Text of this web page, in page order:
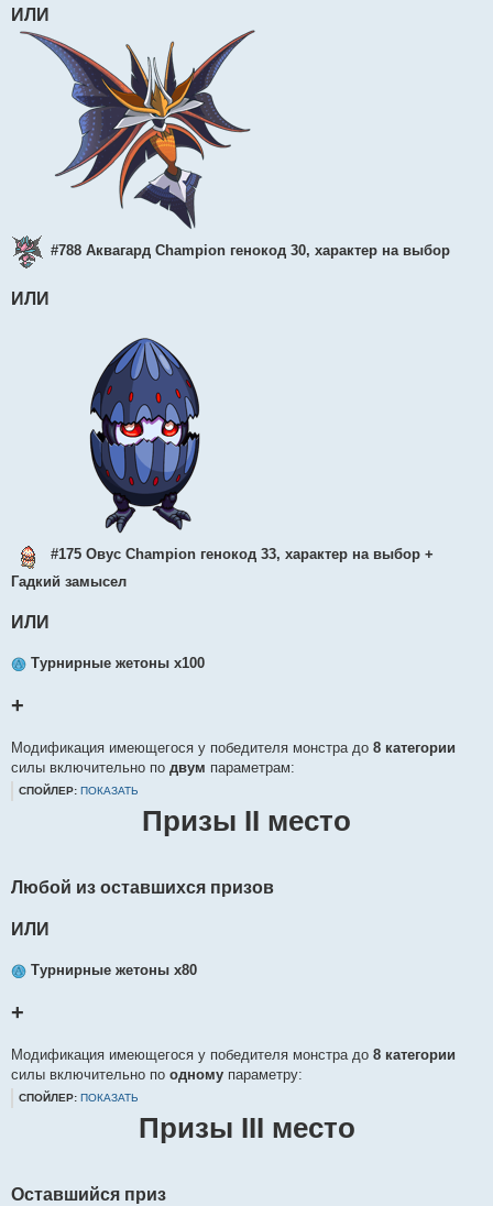
ИЛИ
#788 Аквагард Champion генокод 30, характер на выбор
ИЛИ
#175 Овус Champion генокод 33, характер на выбор +
Гадкий замысел
ИЛИ
Турнирные жетоны х100
+
Модификация имеющегося у победителя монстра до 8 категории
силы включительно по двум параметрам:
СПОЙЛЕР: ПОКАЗАТЬ
Призы II место
Любой из оставшихся призов
ИЛИ
Турнирные жетоны х80
+
Модификация имеющегося у победителя монстра до 8 категории
силы включительно по одному параметру:
СПОЙЛЕР: ПОКАЗАТЬ
Призы III место
Оставшийся приз